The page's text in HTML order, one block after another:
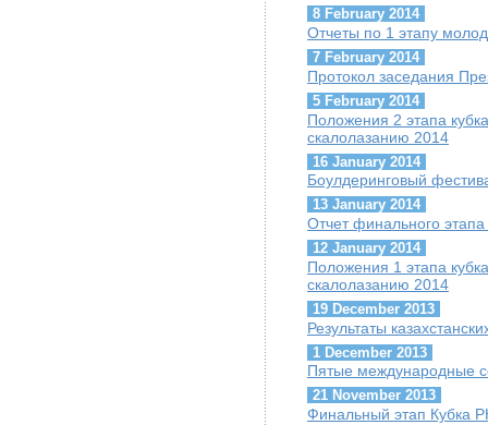
8 February 2014
Отчеты по 1 этапу
7 February 2014
Протокол заседания
5 February 2014
Положения 2 этапа
скалолазанию 2014
16 January 2014
Боулдеринговый
13 January 2014
Отчет финального
12 January 2014
Положения 1 этапа
скалолазанию 2014
19 December 2013
Результаты
1 December 2013
Пятые международные
21 November 2013
Финальный этап Кубка